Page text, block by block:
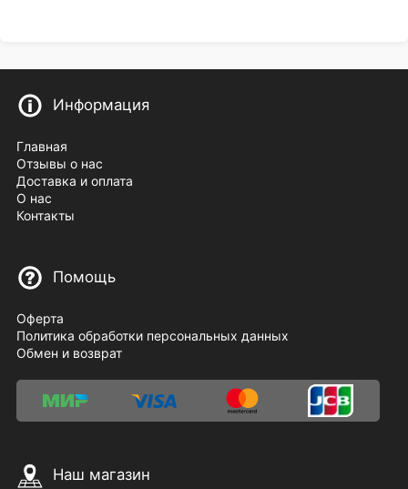
Информация
Главная
Отзывы о нас
Доставка и оплата
О нас
Контакты
Помощь
Оферта
Политика обработки персональных данных
Обмен и возврат
Наш магазин